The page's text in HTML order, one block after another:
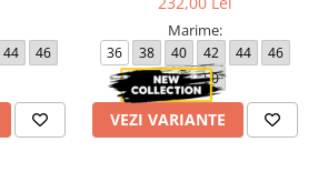
44
46
Marime:
36 38 40 42 44
46
48
50
VEZI VARIANTE